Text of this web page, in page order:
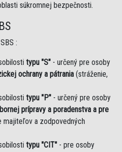
súkromnej bezpečnosti.
:
typu "S" - určený pre osoby
ochrany a pátrania (stráženie,
typu "P" - určený pre osoby
prípravy a poradenstva a pre
majiteľov a zodpovedných
typu "CIT" - pre osoby